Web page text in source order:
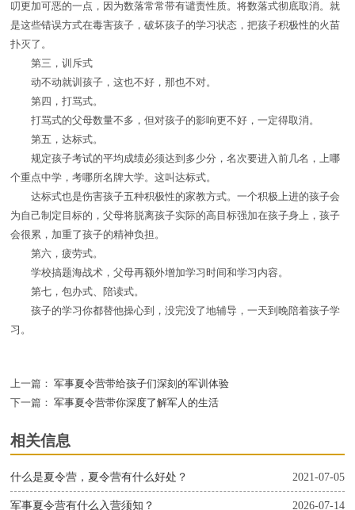
叨更加可恶的一点，因为数落常常带有谴责性质。将数落式彻底取消。就
是这些错误方式在毒害孩子，破坏孩子的学习状态，把孩子积极性的火苗
扑灭了。
第三，训斥式
动不动就训孩子，这也不好，那也不对。
第四，打骂式。
打骂式的父母数量不多，但对孩子的影响更不好，一定得取消。
第五，达标式。
规定孩子考试的平均成绩必须达到多少分，名次要进入前几名，上哪
个重点中学，考哪所名牌大学。这叫达标式。
达标式也是伤害孩子五种积极性的家教方式。一个积极上进的孩子会
为自己制定目标的，父母将脱离孩子实际的高目标强加在孩子身上，孩子
会很累，加重了孩子的精神负担。
第六，疲劳式。
学校搞题海战术，父母再额外增加学习时间和学习内容。
第七，包办式、陪读式。
孩子的学习你都替他操心到，没完没了地辅导，一天到晚陪着孩子学
习。
上一篇： 军事夏令营带给孩子们深刻的军训体验
下一篇： 军事夏令营带你深度了解军人的生活
相关信息
2021-07-05
什么是夏令营，夏令营有什么好处？
2026-07-14
军事夏令营有什么入营须知？